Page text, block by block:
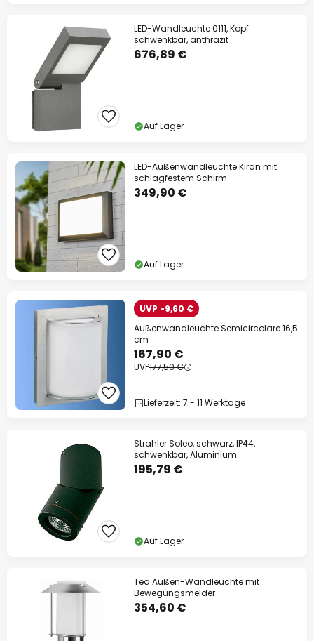
LED-Wandleuchte 0111, Kopf
schwenkbar, anthrazit
676,89 €
Auf Lager
LED-Außenwandleuchte Kiran mit
schlagfestem Schirm
349,90 €
Auf Lager
UVP -9,60 €
Außenwandleuchte Semicircolare 16,5
cm
167,90 €
UVP177,50 €
Lieferzeit: 7 - 11 Werktage
Strahler Soleo, schwarz, IP44,
schwenkbar, Aluminium
195,79 €
Auf Lager
Tea Außen-Wandleuchte mit
Bewegungsmelder
354,60 €